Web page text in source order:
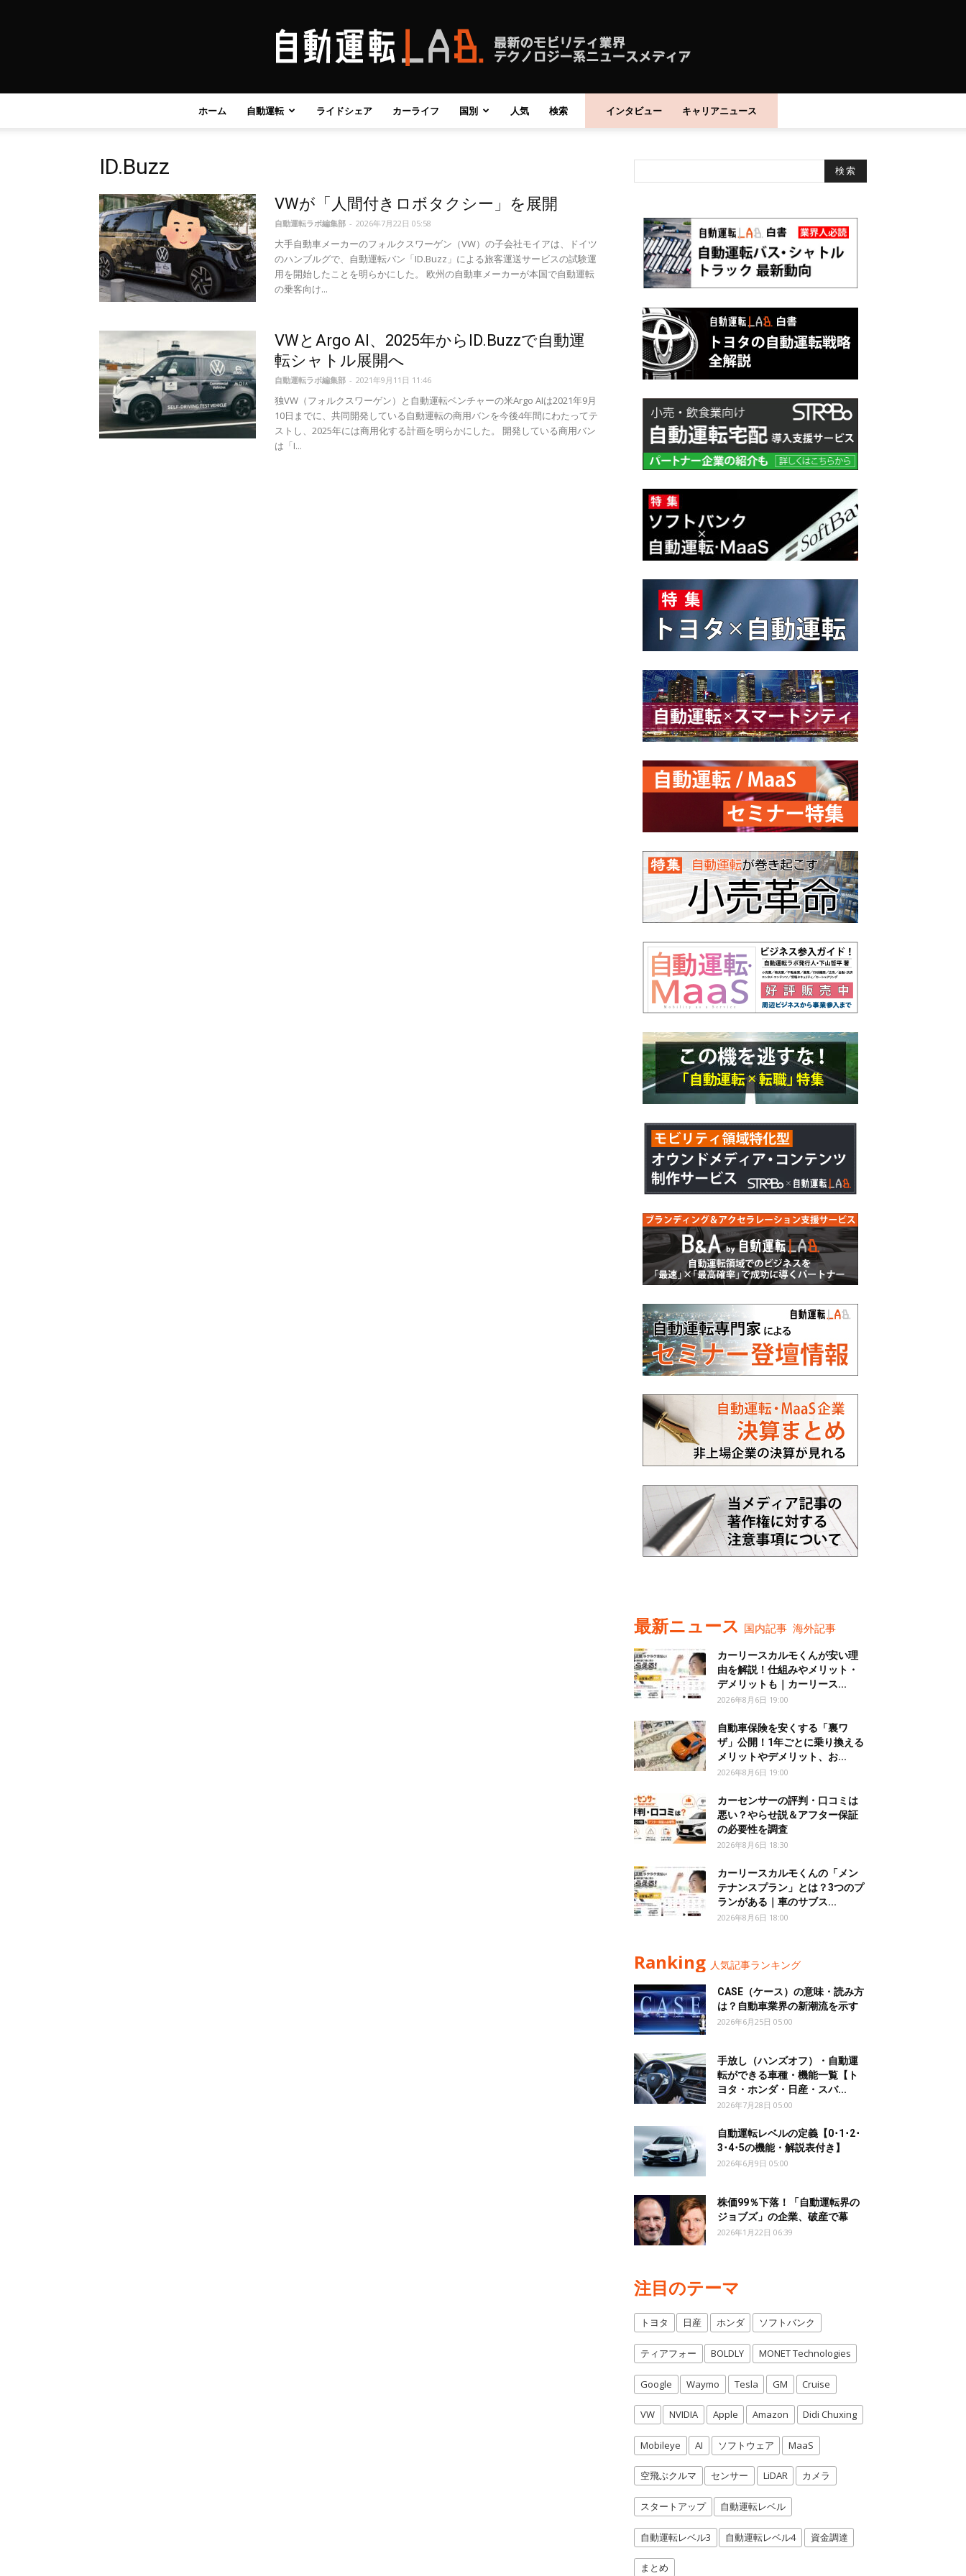
自
動
ホーム 自動運転 ライドシェア カーライフ 国別 人気 検索 インタビュー キャリアニュース
ID.Buzz
VWが「人間付きロボタクシー」を展開
自動運転ラボ編集部 - 2026年7月22日 05:58
大手自動車メーカーのフォルクスワーゲン（VW）の子会社モイアは、ドイツ
のハンブルグで、自動運転バン「ID.Buzz」による旅客運送サービスの試験運
用を開始したことを明らかにした。 欧州の自動車メーカーが本国で自動運転
の乗客向け...
VWとArgo AI、2025年からID.Buzzで自動運
転シャトル展開へ
自動運転ラボ編集部 - 2021年9月11日 11:46
独VW（フォルクスワーゲン）と自動運転ベンチャーの米Argo AIは2021年9月
10日までに、共同開発している自動運転の商用バンを今後4年間にわたってテ
ストし、2025年には商用化する計画を明らかにした。 開発している商用バン
は「I...
最新ニュース 国内記事 海外記事
カーリースカルモくんが安い理
由を解説！仕組みやメリット・
デメリットも｜カーリース...
2026年8月6日 19:00
自動車保険を安くする「裏ワ
ザ」公開！1年ごとに乗り換える
メリットやデメリット、お...
2026年8月6日 19:00
カーセンサーの評判・口コミは
悪い？やらせ説＆アフター保証
の必要性を調査
2026年8月6日 18:30
カーリースカルモくんの「メン
テナンスプラン」とは？3つのプ
ランがある｜車のサブス...
2026年8月6日 18:00
Ranking 人気記事ランキング
CASE（ケース）の意味・読み方
は？自動車業界の新潮流を示す
2026年6月25日 05:00
手放し（ハンズオフ）・自動運
転ができる車種・機能一覧【ト
ヨタ・ホンダ・日産・スバ...
2026年7月28日 05:00
自動運転レベルの定義【0･1･2･
3･4･5の機能・解説表付き】
2026年6月9日 05:00
株価99％下落！「自動運転界の
ジョブズ」の企業、破産で幕
2026年1月22日 06:39
注目のテーマ
トヨタ 日産 ホンダ ソフトバンク
ティアフォー BOLDLY MONET Technologies
Google Waymo Tesla GM Cruise
VW NVIDIA Apple Amazon Didi Chuxing
Mobileye AI ソフトウェア MaaS
空飛ぶクルマ センサー LiDAR カメラ
スタートアップ 自動運転レベル
自動運転レベル3 自動運転レベル4 資金調達
まとめ